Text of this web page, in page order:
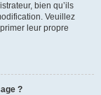
bien qu’ils
Veuillez
leur propre
?